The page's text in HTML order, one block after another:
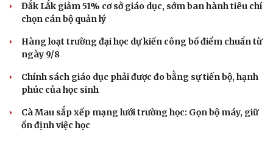
Đắk Lắk giảm 51% cơ sở giáo dục, sớm ban hành tiêu chí
chọn cán bộ quản lý
Hàng loạt trường đại học dự kiến công bố điểm chuẩn từ
ngày 9/8
Chính sách giáo dục phải được đo bằng sự tiến bộ, hạnh
phúc của học sinh
Cà Mau sắp xếp mạng lưới trường học: Gọn bộ máy, giữ
ổn định việc học